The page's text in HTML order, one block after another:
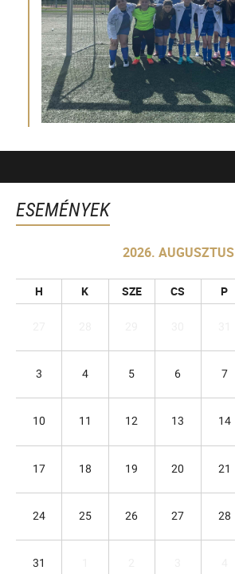
ESEMÉNYEK
2026. AUGUSZTUS
H K SZE CS P
3 4 5 6 7
10 11 12 13 14
17 18 19 20 21
24 25 26 27 28
31